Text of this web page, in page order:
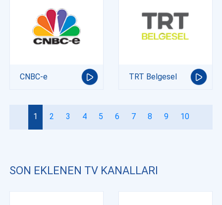
CNBC-e TRT Belgesel
1 2 3 4 5 6 7 8 9 10
SON EKLENEN TV KANALLARI